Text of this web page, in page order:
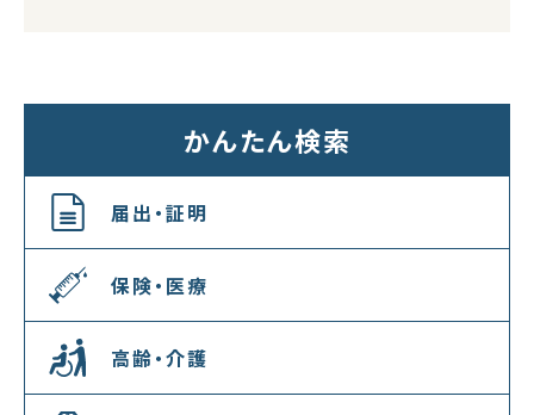
かんたん検索
届出・証明
保険・医療
高齢・介護